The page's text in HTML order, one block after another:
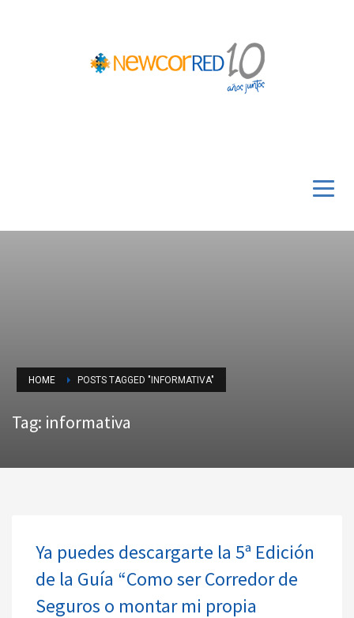
HOME POSTS TAGGED "INFORMATIVA"
Tag: informativa
Ya puedes descargarte la 5ª Edición
de la Guía “Como ser Corredor de
Seguros o montar mi propia